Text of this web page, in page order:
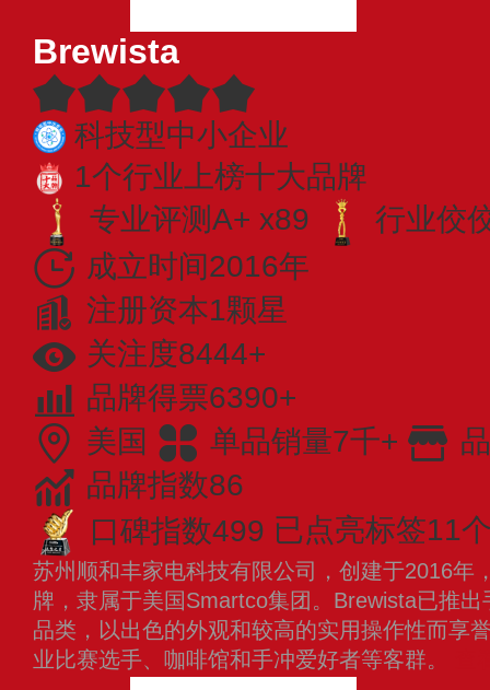
Brewista
科技型中小企业
1个行业上榜十大品牌
专业评测A+ x89
行业佼
成立时间2016年
注册资本1颗星
关注度8444+
品牌得票6390+
美国
单品销量7千+
品牌指数86
口碑指数499 已点亮标签11
苏州顺和丰家电科技有限公司，创建于2016年
牌，隶属于美国Smartco集团。Brewista已推
品类，以出色的外观和较高的实用操作性而享
业比赛选手、咖啡馆和手冲爱好者等客群。